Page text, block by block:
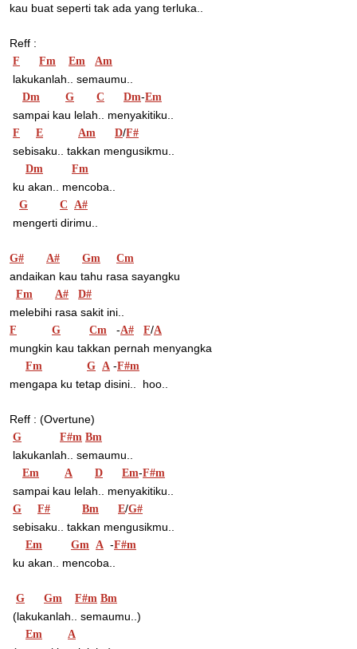
kau buat seperti tak ada yang terluka..
Reff :
F Fm Em Am
lakukanlah.. semaumu..
Dm G C Dm-Em
sampai kau lelah.. menyakitiku..
F E Am D/F#
sebisaku.. takkan mengusikmu..
Dm Fm
ku akan.. mencoba..
G C A#
mengerti dirimu..
G# A# Gm Cm
andaikan kau tahu rasa sayangku
Fm A# D#
melebihi rasa sakit ini..
F G Cm
   -
A# F/A
mungkin kau takkan pernah menyangka
Fm G A -F#m
mengapa ku tetap disini..  hoo..
Reff : (Overtune)
G F#m Bm
lakukanlah.. semaumu..
Em A D Em-F#m
sampai kau lelah.. menyakitiku..
G F# Bm E/G#
sebisaku.. takkan mengusikmu..
Em Gm A
  -
F#m
ku akan.. mencoba..
G Gm F#m Bm
(lakukanlah.. semaumu..)
Em A